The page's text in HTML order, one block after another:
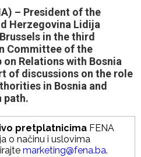
– President of the
Herzegovina Lidija
in the third
Committee of the
on Relations with Bosnia
of discussions on the role
in Bosnia and
path.
pretplatnicima FENA
o načinu i uslovima
marketing@fena.ba.